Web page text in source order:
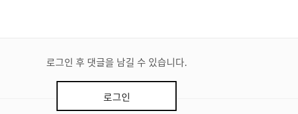
로그인 후 댓글을 남길 수 있습니다.
로그인